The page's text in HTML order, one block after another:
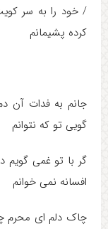
/ خود را به سر
کرده پشیمانم
جانم به فدات آن
گویی تو که نتوانم
گر با تو غمی
افسانه نمی خوانم
چاک دلم ای محرم